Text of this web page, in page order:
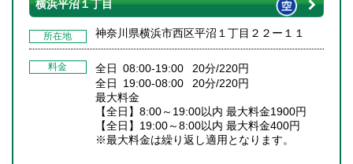
横浜平沼１丁目
所在地 神奈川県横浜市西区平沼１丁目２２ー１１
料金
全日 08:00-19:00 20分/220円
全日 19:00-08:00 20分/220円
最大料金
【全日】8:00～19:00以内 最大料金1900円
【全日】19:00～8:00以内 最大料金400円
※最大料金は繰り返し適用となります。